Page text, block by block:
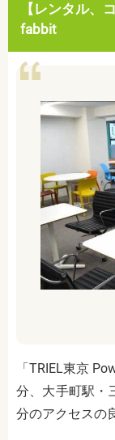
【レンタル、
fabbit
「TRIEL東京
分、大手町駅・
分のアクセスの